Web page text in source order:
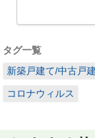
タグ一覧
新築戸建て/中古戸
コロナウィルス